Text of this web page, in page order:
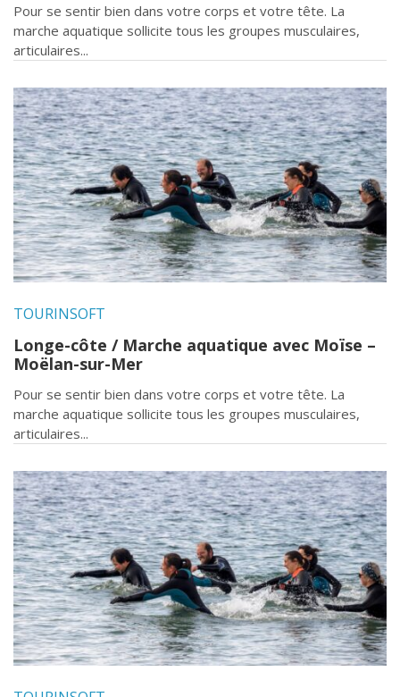
Pour se sentir bien dans votre corps et votre tête. La
marche aquatique sollicite tous les groupes musculaires,
articulaires...
TOURINSOFT
Longe-côte / Marche aquatique avec Moïse –
Moëlan-sur-Mer
Pour se sentir bien dans votre corps et votre tête. La
marche aquatique sollicite tous les groupes musculaires,
articulaires...